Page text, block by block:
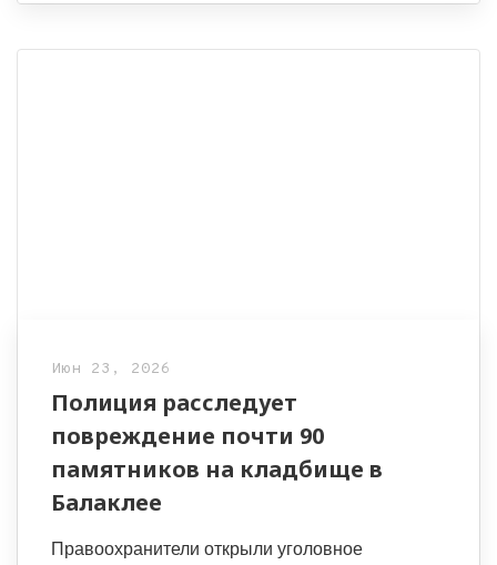
Июн 23, 2026
Полиция расследует
повреждение почти 90
памятников на кладбище в
Балаклее
Правоохранители открыли уголовное